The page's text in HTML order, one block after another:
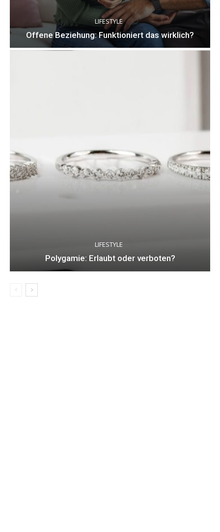
LIFESTYLE
Offene Beziehung: Funktioniert das wirklich?
LIFESTYLE
Polygamie: Erlaubt oder verboten?